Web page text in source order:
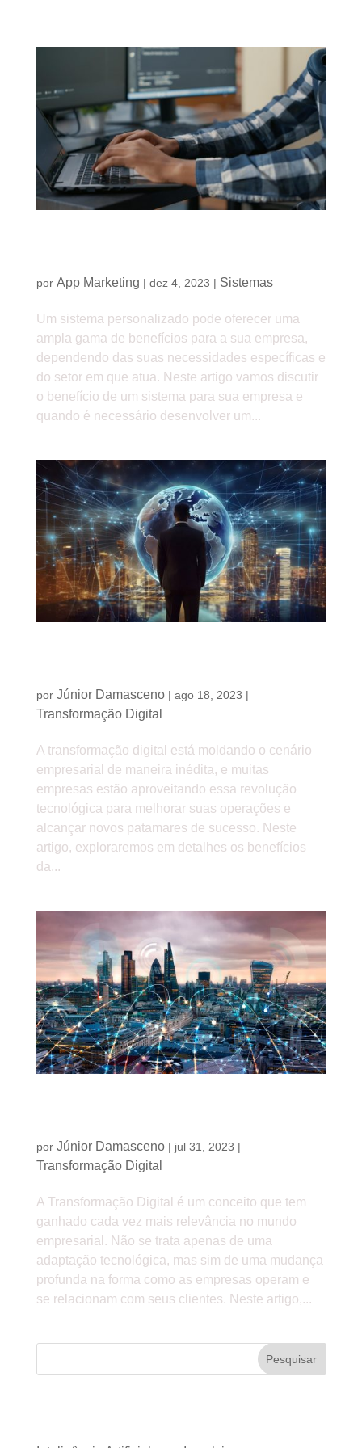
por App Marketing | dez 4, 2023 | Sistemas
Um sistema personalizado pode oferecer uma
ampla gama de benefícios para a sua empresa,
dependendo das suas necessidades específicas e
do setor em que atua. Neste artigo vamos discutir
o benefício de um sistema para sua empresa e
quando é necessário desenvolver um...
por Júnior Damasceno| ago 18, 2023 |
Transformação Digital
A transformação digital está moldando o cenário
empresarial de maneira inédita, e muitas
empresas estão aproveitando essa revolução
tecnológica para melhorar suas operações e
alcançar novos patamares de sucesso. Neste
artigo, exploraremos em detalhes os benefícios
da...
por Júnior Damasceno| jul 31, 2023 |
Transformação Digital
A Transformação Digital é um conceito que tem
ganhado cada vez mais relevância no mundo
empresarial. Não se trata apenas de uma
adaptação tecnológica, mas sim de uma mudança
profunda na forma como as empresas operam e
se relacionam com seus clientes. Neste artigo,...
Pesquisar